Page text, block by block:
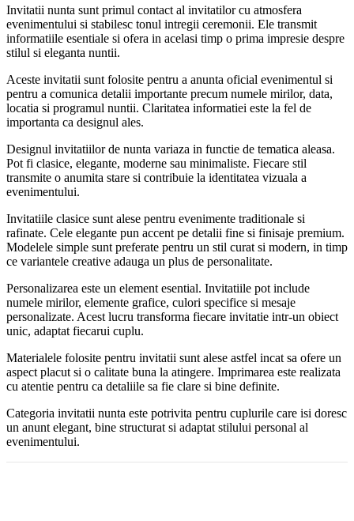
Invitatii nunta sunt primul contact al invitatilor cu atmosfera
evenimentului si stabilesc tonul intregii ceremonii. Ele transmit
informatiile esentiale si ofera in acelasi timp o prima impresie despre
stilul si eleganta nuntii.
Aceste invitatii sunt folosite pentru a anunta oficial evenimentul si
pentru a comunica detalii importante precum numele mirilor, data,
locatia si programul nuntii. Claritatea informatiei este la fel de
importanta ca designul ales.
Designul invitatiilor de nunta variaza in functie de tematica aleasa.
Pot fi clasice, elegante, moderne sau minimaliste. Fiecare stil
transmite o anumita stare si contribuie la identitatea vizuala a
evenimentului.
Invitatiile clasice sunt alese pentru evenimente traditionale si
rafinate. Cele elegante pun accent pe detalii fine si finisaje premium.
Modelele simple sunt preferate pentru un stil curat si modern, in timp
ce variantele creative adauga un plus de personalitate.
Personalizarea este un element esential. Invitatiile pot include
numele mirilor, elemente grafice, culori specifice si mesaje
personalizate. Acest lucru transforma fiecare invitatie intr-un obiect
unic, adaptat fiecarui cuplu.
Materialele folosite pentru invitatii sunt alese astfel incat sa ofere un
aspect placut si o calitate buna la atingere. Imprimarea este realizata
cu atentie pentru ca detaliile sa fie clare si bine definite.
Categoria invitatii nunta este potrivita pentru cuplurile care isi doresc
un anunt elegant, bine structurat si adaptat stilului personal al
evenimentului.